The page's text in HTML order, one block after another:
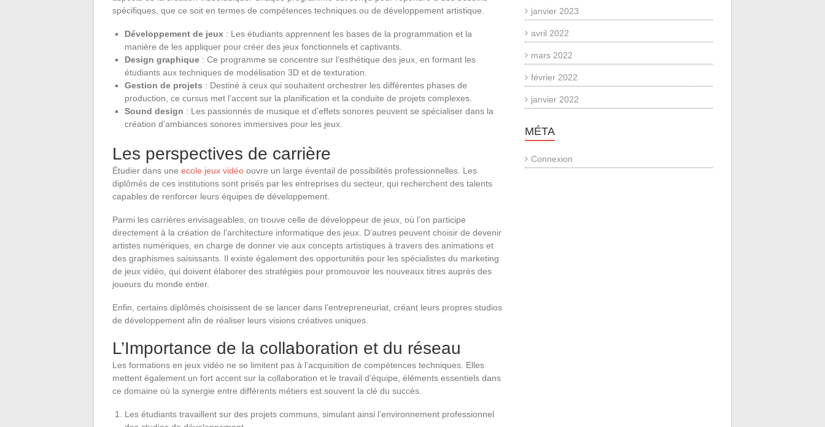
spécifiques, que ce soit en termes de compétences techniques ou de développement artistique.
Développement de jeux : Les étudiants apprennent les bases de la programmation et la
manière de les appliquer pour créer des jeux fonctionnels et captivants.
Design graphique : Ce programme se concentre sur l’esthétique des jeux, en formant les
étudiants aux techniques de modélisation 3D et de texturation.
Gestion de projets : Destiné à ceux qui souhaitent orchestrer les différentes phases de
production, ce cursus met l’accent sur la planification et la conduite de projets complexes.
Sound design : Les passionnés de musique et d’effets sonores peuvent se spécialiser dans la
création d’ambiances sonores immersives pour les jeux.
Les perspectives de carrière
Étudier dans une ecole jeux vidéo ouvre un large éventail de possibilités professionnelles. Les
diplômés de ces institutions sont prisés par les entreprises du secteur, qui recherchent des talents
capables de renforcer leurs équipes de développement.
Parmi les carrières envisageables, on trouve celle de développeur de jeux, où l’on participe
directement à la création de l’architecture informatique des jeux. D’autres peuvent choisir de devenir
artistes numériques, en charge de donner vie aux concepts artistiques à travers des animations et
des graphismes saisissants. Il existe également des opportunités pour les spécialistes du marketing
de jeux vidéo, qui doivent élaborer des stratégies pour promouvoir les nouveaux titres auprès des
joueurs du monde entier.
Enfin, certains diplômés choisissent de se lancer dans l’entrepreneuriat, créant leurs propres studios
de développement afin de réaliser leurs visions créatives uniques.
L’Importance de la collaboration et du réseau
Les formations en jeux vidéo ne se limitent pas à l’acquisition de compétences techniques. Elles
mettent également un fort accent sur la collaboration et le travail d’équipe, éléments essentiels dans
ce domaine où la synergie entre différents métiers est souvent la clé du succès.
Les étudiants travaillent sur des projets communs, simulant ainsi l’environnement professionnel
janvier 2023
avril 2022
mars 2022
février 2022
janvier 2022
MÉTA
Connexion